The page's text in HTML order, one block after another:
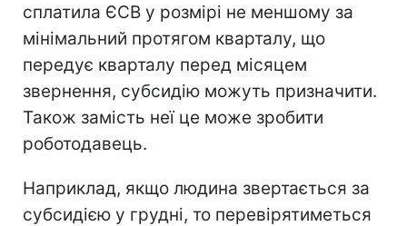
сплатила ЄСВ у розмірі не меншому за
мінімальний протягом кварталу, що
передує кварталу перед місяцем
звернення, субсидію можуть призначити.
Також замість неї це може зробити
роботодавець.
Наприклад, якщо людина звертається за
субсидією у грудні, то перевірятиметься